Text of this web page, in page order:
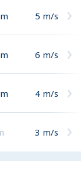
5 m/s
6 m/s
4 m/s
3 m/s